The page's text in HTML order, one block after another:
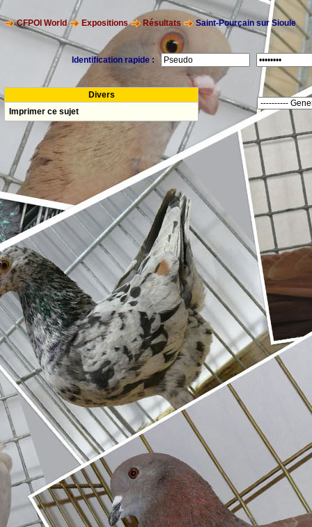
CFPOI World Expositions Résultats Saint-Pourçain sur Sioule
Identification rapide :
Divers
Imprimer ce sujet